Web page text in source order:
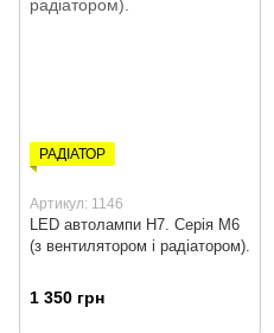
РАДІАТОР
Артикул: 1146
LED автолампи H7. Серія М6
(з вентилятором і радіатором).
1 350 грн